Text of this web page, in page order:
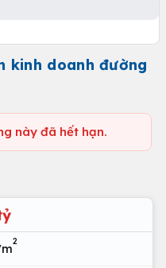
kinh doanh đường
này đã hết hạn.
2